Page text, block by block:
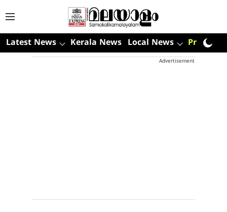
Latest News Kerala News Local News Premium
Advertisement